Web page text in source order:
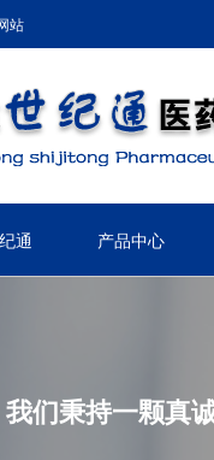
站
通 产品中心
我们秉持一颗真